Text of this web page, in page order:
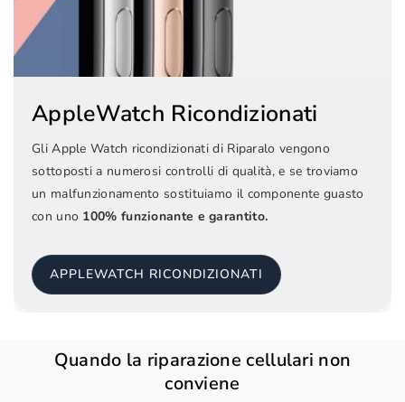
AppleWatch Ricondizionati
Gli Apple Watch ricondizionati di Riparalo vengono
sottoposti a numerosi controlli di qualità, e se troviamo
un malfunzionamento sostituiamo il componente guasto
con uno 100% funzionante e garantito.
APPLEWATCH RICONDIZIONATI
Quando la riparazione cellulari non
conviene